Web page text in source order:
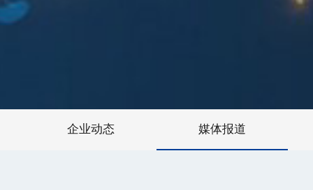
企业动态 媒体报道